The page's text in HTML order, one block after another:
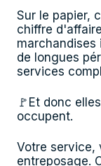
Sur le papier,
chiffre
marchandises
de longues
services
🚩Et donc
occupent.
Votre service,
entreposage.